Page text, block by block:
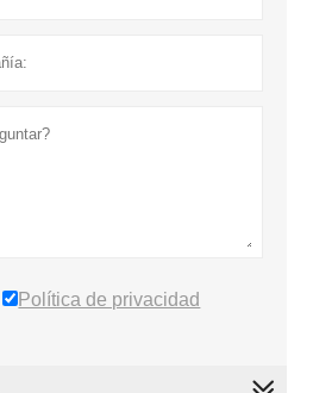
Política de privacidad